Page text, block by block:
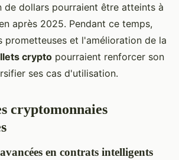
de dollars pourraient être atteints à
après 2025. Pendant ce temps,
prometteuses et l'amélioration de la
crypto pourraient renforcer son
ses cas d'utilisation.
cryptomonnaies
en contrats intelligents